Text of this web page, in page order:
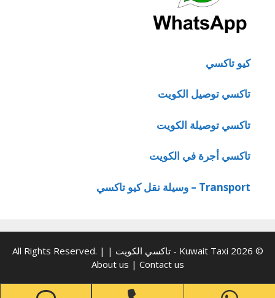
كيو تاكسي
تاكسي توصيل الكويت
تاكسي توصيلة الكويت
تاكسي أجرة في الكويت
Transport – وسيلة نقل كيو تاكسي
© 2026 Kuwait Taxi - تاكسي الكويت | All Rights Reserved. |
About us | Contact us